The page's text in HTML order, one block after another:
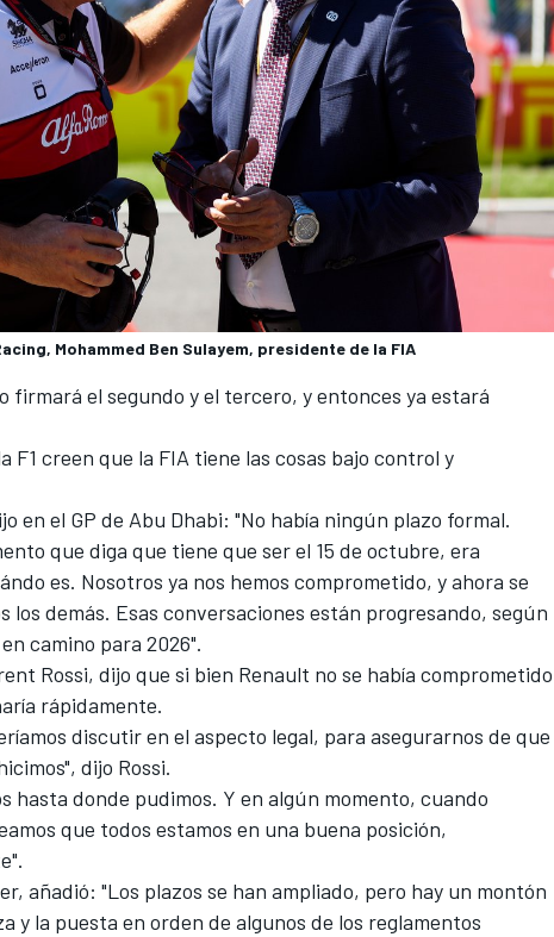
Mohammed Ben Sulayem, presidente de la FIA
firmará el segundo y el tercero, y entonces ya estará
F1 creen que la FIA tiene las cosas bajo control y
en el GP de Abu Dhabi: "No había ningún plazo formal.
que diga que tiene que ser el 15 de octubre, era
es. Nosotros ya nos hemos comprometido, y ahora se
los demás. Esas conversaciones están progresando, según
camino para 2026".
Rossi, dijo que si bien Renault no se había comprometido
rápidamente.
discutir en el aspecto legal, para asegurarnos de que
dijo Rossi.
hasta donde pudimos. Y en algún momento, cuando
que todos estamos en una buena posición,
añadió: "Los plazos se han ampliado, pero hay un montón
y la puesta en orden de algunos de los reglamentos